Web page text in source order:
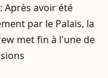
Après avoir été
par le Palais, la
met fin à l'une de